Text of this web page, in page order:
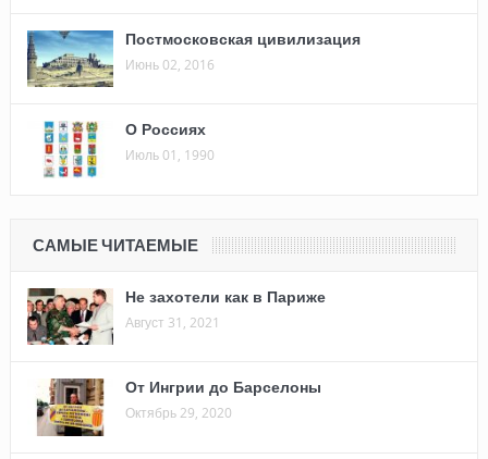
Постмосковская цивилизация
Июнь 02, 2016
О Россиях
Июль 01, 1990
САМЫЕ ЧИТАЕМЫЕ
Не захотели как в Париже
Август 31, 2021
От Ингрии до Барселоны
Октябрь 29, 2020